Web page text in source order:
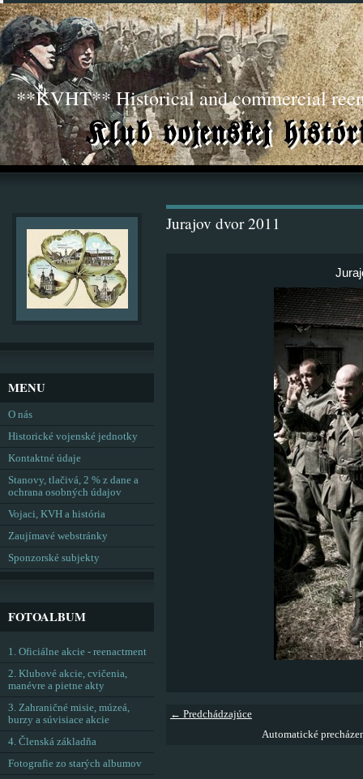
**KVHT** Historical and commercial
Jurajov dvor 2011
← Predchádzajúce
Automatické
MENU
O nás
Historické vojenské jednotky
Kontaktné údaje
Stanovy, tlačivá, 2 % z dane a
ochrana osobných údajov
Vojaci, KVH a história
Zaujímavé webstránky
Sponzorské subjekty
FOTOALBUM
1. Oficiálne akcie - reenactment
2. Klubové akcie, cvičenia,
manévre a pietne akty
3. Zahraničné misie, múzeá,
burzy a súvisiace akcie
4. Členská základňa
Fotografie zo starých albumov